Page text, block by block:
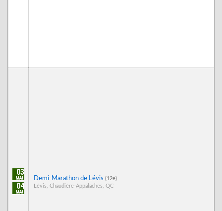
03
04
Demi-Marathon de Lévis (12e)
Lévis, Chaudière-Appalaches, QC